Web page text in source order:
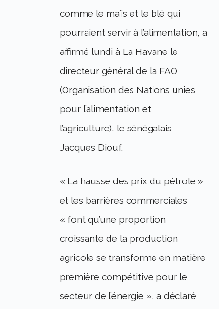
comme le maïs et le blé qui
pourraient servir à l’alimentation, a
affirmé lundi à La Havane le
directeur général de la FAO
(Organisation des Nations unies
pour l’alimentation et
l’agriculture), le sénégalais
Jacques Diouf.
« La hausse des prix du pétrole »
et les barrières commerciales
« font qu’une proportion
croissante de la production
agricole se transforme en matière
première compétitive pour le
secteur de l’énergie », a déclaré